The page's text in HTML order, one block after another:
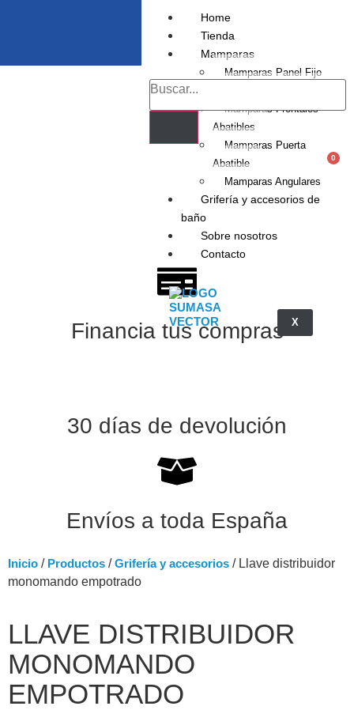
Home
Tienda
Mamparas
Mamparas Panel Fijo
Mamparas Frontales
Abatibles
Mamparas Puerta
Abatible
Mamparas Angulares
Grifería y accesorios de
baño
Sobre nosotros
Contacto
X
0
Financia tus compras
30 días de devolución
Envíos a toda España
Inicio / Productos /Grifería y accesorios / Llave distribuidor
monomando empotrado
LLAVE DISTRIBUIDOR
MONOMANDO
EMPOTRADO